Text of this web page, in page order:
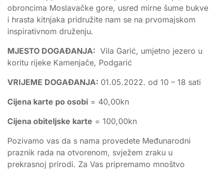
obroncima Moslavačke gore, usred mirne šume bukve
i hrasta kitnjaka pridružite nam se na prvomajskom
inspirativnom druženju.
MJESTO DOGAĐANJA: Vila Garić, umjetno jezero u
koritu rijeke Kamenjače, Podgarić
VRIJEME DOGAĐANJA: 01.05.2022. od 10 – 18 sati
Cijena karte po osobi = 40,00kn
Cijena obiteljske karte = 100,00kn
Pozivamo vas da s nama provedete Međunarodni
praznik rada na otvorenom, svježem zraku u
prekrasnoj prirodi. Za Vas pripremamo mnoštvo